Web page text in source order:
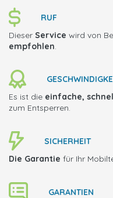
RUF
Dieser Service wird von
empfohlen.
Es ist die einfache,
zum Entsperren.
SICHERHEIT
Die Garantie für Ihr
GARANTIEN